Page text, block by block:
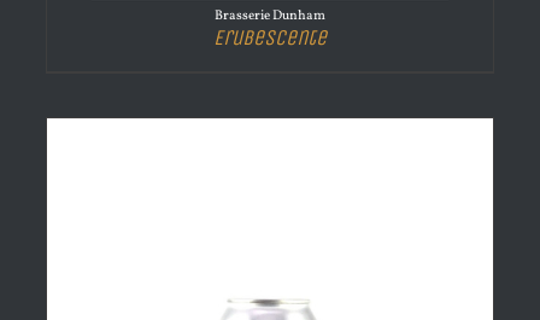
Brasserie Dunham
Erubescente